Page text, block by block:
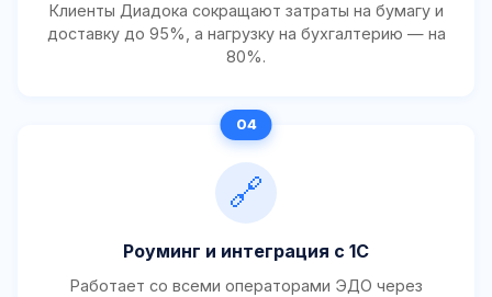
Клиенты Диадока сокращают затраты на бумагу и
доставку до 95%, а нагрузку на бухгалтерию — на
80%.
🔗
Роуминг и интеграция с 1С
Работает со всеми операторами ЭДО через